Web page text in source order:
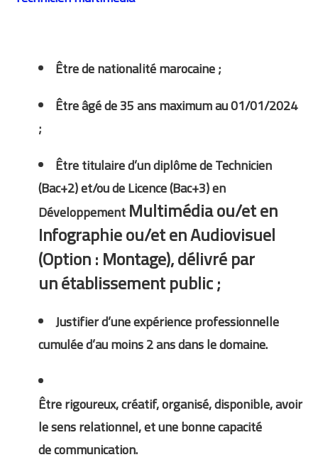
Être de nationalité marocaine ;
Être âgé de 35 ans maximum au 01/01/2024
;
Être titulaire d’un diplôme de Technicien
(Bac+2) et/ou de Licence (Bac+3) en
DéveloppementMultimédia ou/et en
Infographie ou/et en Audiovisuel
(Option : Montage), délivré par
unétablissement public ;
Justifier d’une expérience professionnelle
cumulée d’au moins 2 ans dans le domaine.
Être rigoureux, créatif, organisé, disponible, avoir
le sens relationnel, et une bonne capacité
de communication.